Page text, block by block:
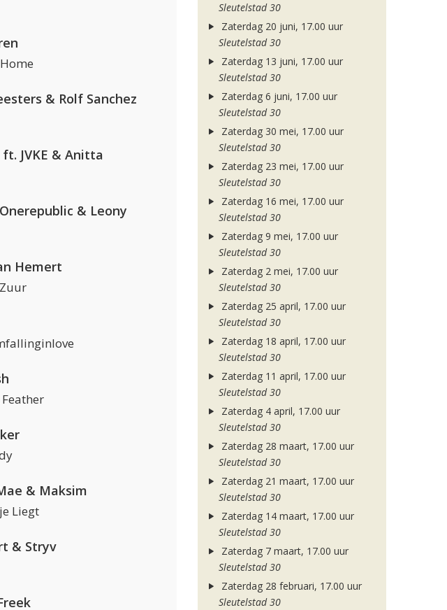
& Rolf Sanchez
ft. JVKE & Anitta
& Leony
Hemert
& Maksim
Liegt
& Stryv
Sleutelstad 30
Zaterdag 20 juni, 17.00 uur
Sleutelstad 30
Zaterdag 13 juni, 17.00 uur
Sleutelstad 30
Zaterdag 6 juni, 17.00 uur
Sleutelstad 30
Zaterdag 30 mei, 17.00 uur
Sleutelstad 30
Zaterdag 23 mei, 17.00 uur
Sleutelstad 30
Zaterdag 16 mei, 17.00 uur
Sleutelstad 30
Zaterdag 9 mei, 17.00 uur
Sleutelstad 30
Zaterdag 2 mei, 17.00 uur
Sleutelstad 30
Zaterdag 25 april, 17.00 uur
Sleutelstad 30
Zaterdag 18 april, 17.00 uur
Sleutelstad 30
Zaterdag 11 april, 17.00 uur
Sleutelstad 30
Zaterdag 4 april, 17.00 uur
Sleutelstad 30
Zaterdag 28 maart, 17.00 uur
Sleutelstad 30
Zaterdag 21 maart, 17.00 uur
Sleutelstad 30
Zaterdag 14 maart, 17.00 uur
Sleutelstad 30
Zaterdag 7 maart, 17.00 uur
Sleutelstad 30
Zaterdag 28 februari, 17.00 uur
Sleutelstad 30